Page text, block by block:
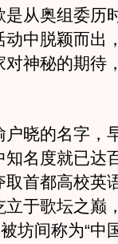
从奥组委历
中脱颖而出
神秘的期待
晓的名字，
名度就已达
首都高校英
于歌坛之巅
坊间称为“中